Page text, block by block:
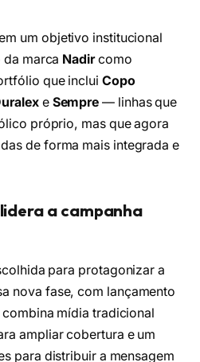
um objetivo institucional
marca Nadircomo
que inclui Copo
e Sempre — linhas que
próprio, mas que agora
de forma mais integrada e
a campanha
para protagonizar a
nova fase, com lançamento
mídia tradicional
ampliar cobertura e um
para distribuir a mensagem